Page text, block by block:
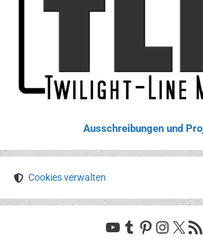
Ausschreibungen und
Cookies verwalten
YouTube
Tumblr
Pinterest
X